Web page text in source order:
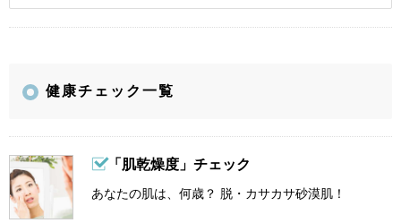
健康チェック一覧
「肌乾燥度」チェック
あなたの肌は、何歳？ 脱・カサカサ砂漠肌！